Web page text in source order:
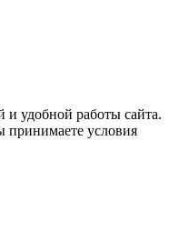
удобной работы сайта.
принимаете условия